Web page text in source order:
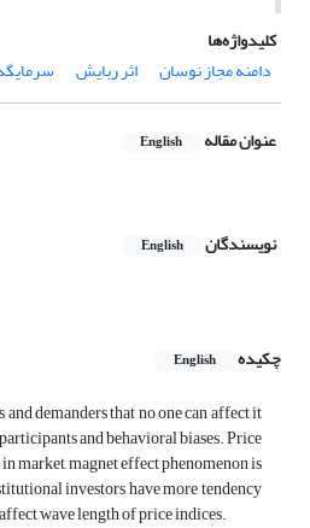
کلیدواژه‌ها
دامنه مجاز نوسان
اثر ربایش
عنوان مقاله English
نویسندگان English
چکیده
English
demanders that no one can affect it
and behavioral biases. Price
market, magnet effect phenomenon is
investors have more tendency
wave length of price indices.